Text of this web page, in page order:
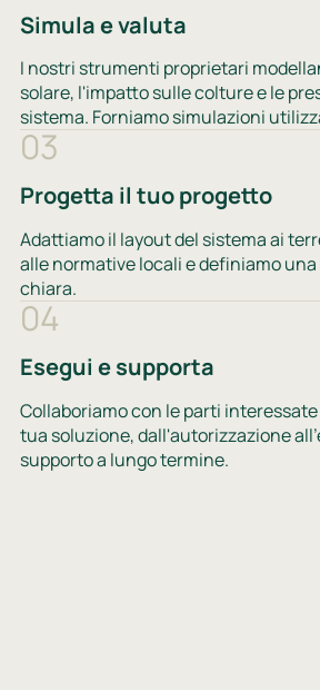
Simula e valuta
I nostri strumenti proprietari
solare, l'impatto sulle colture e le
sistema. Forniamo simulazioni
03
Progetta il tuo progetto
Adattiamo il layout del sistema ai
alle normative locali e definiamo
chiara.
04
Esegui e supporta
Collaboriamo con le parti
tua soluzione, dall'autorizzazione
supporto a lungo termine.